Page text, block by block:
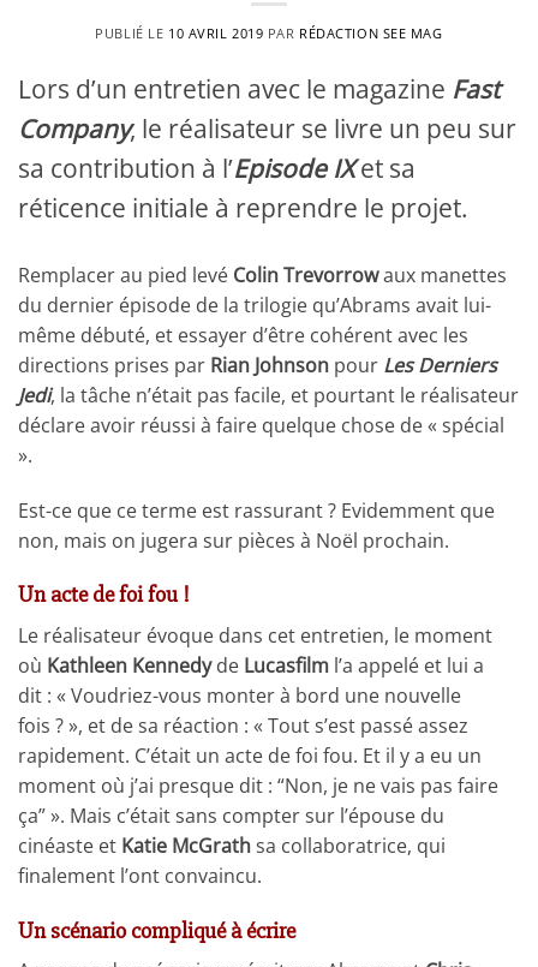
PUBLIÉ LE 10 AVRIL 2019 PAR RÉDACTION SEE MAG
Lors d’un entretien avec le magazine Fast
Company, le réalisateur se livre un peu sur
sa contribution à l’Episode IXet sa
réticence initiale à reprendre le projet.
Remplacer au pied levé Colin Trevorrowaux manettes
du dernier épisode de la trilogie qu’Abrams avait lui-
même débuté, et essayer d’être cohérent avec les
directions prises par Rian Johnson pour Les Derniers
Jedi, la tâche n’était pas facile, et pourtant le réalisateur
déclare avoir réussi à faire quelque chose de « spécial
».
Est-ce que ce terme est rassurant ? Evidemment que
non, mais on jugera sur pièces à Noël prochain.
Un acte de foi fou !
Le réalisateur évoque dans cet entretien, le moment
où Kathleen Kennedyde Lucasfilm l’a appelé et lui a
dit : « Voudriez-vous monter à bord une nouvelle
fois ? », et de sa réaction : « Tout s’est passé assez
rapidement. C’était un acte de foi fou. Et il y a eu un
moment où j’ai presque dit : “Non, je ne vais pas faire
ça” ». Mais c’était sans compter sur l’épouse du
cinéaste et Katie McGrathsa collaboratrice, qui
finalement l’ont convaincu.
Un scénario compliqué à écrire